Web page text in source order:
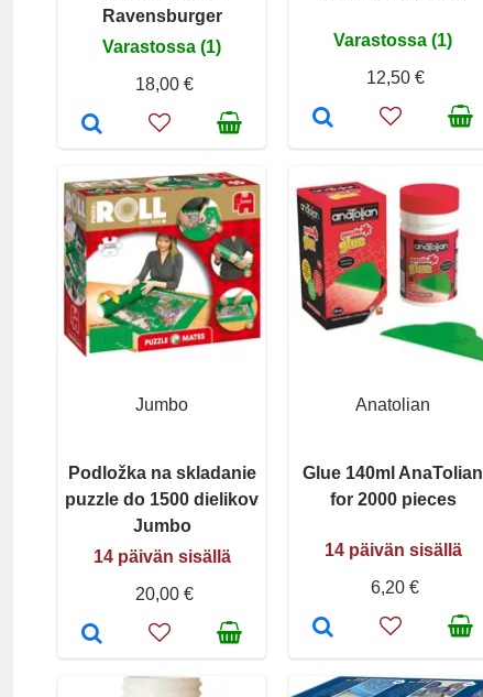
Ravensburger
Varastossa (1)
18,00 €
Varastossa (1)
12,50 €
Jumbo
Podložka na skladanie
puzzle do 1500 dielikov
Jumbo
14 päivän sisällä
20,00 €
Anatolian
Glue 140ml AnaTolian
for 2000 pieces
14 päivän sisällä
6,20 €